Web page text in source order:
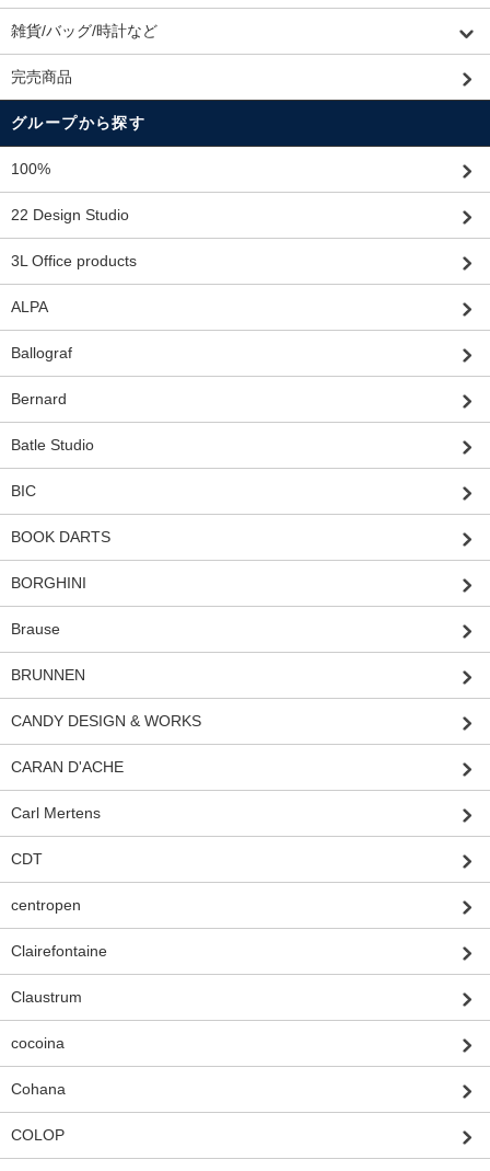
雑貨/バッグ/時計など
完売商品
グループから探す
100%
22 Design Studio
3L Office products
ALPA
Ballograf
Bernard
Batle Studio
BIC
BOOK DARTS
BORGHINI
Brause
BRUNNEN
CANDY DESIGN & WORKS
CARAN D'ACHE
Carl Mertens
CDT
centropen
Clairefontaine
Claustrum
cocoina
Cohana
COLOP